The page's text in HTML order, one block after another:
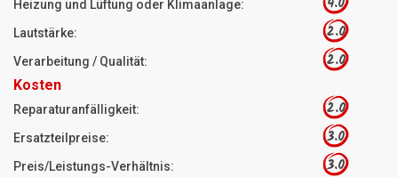
Heizung und Lüftung oder Klimaanlage:
Lautstärke: 2.0
Verarbeitung / Qualität: 2.0
Kosten
Reparaturanfälligkeit: 2.0
Ersatzteilpreise: 3.0
Preis/Leistungs-Verhältnis: 3.0